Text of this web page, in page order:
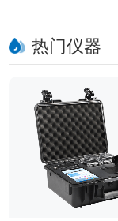
热门仪器